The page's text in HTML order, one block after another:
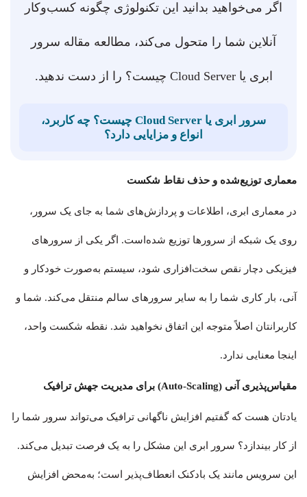
اگر می‌خواهید بدانید این تکنولوژی چگونه کسب‌وکار
آنلاین شما را متحول می‌کند، مطالعه مقاله سرور
ابری یا Cloud Server چیست؟ را از دست ندهید.
سرور ابری یا Cloud Server چیست؟ چه کاربرد،
انواع و مزایایی دارد؟
معماری توزیع‌شده و حذف نقاط شکست
در معماری ابری، اطلاعات و پردازش‌های شما به جای یک سرور،
روی یک شبکه از سرورها توزیع شده‌است. اگر یکی از سرورهای
فیزیکی دچار نقص سخت‌افزاری شود، سیستم به‌صورت خودکار و
آنی، بار کاری شما را به سایر سرورهای سالم منتقل می‌کند. شما و
کاربرانتان اصلاً متوجه این اتفاق نخواهید شد. نقطه شکست واحد،
اینجا معنایی ندارد.
مقیاس‌پذیری آنی (Auto-Scaling) برای مدیریت جهش ترافیک
یادتان هست که گفتیم افزایش ناگهانی ترافیک می‌تواند سرور شما را
از کار بیندازد؟ سرور ابری این مشکل را به یک فرصت تبدیل می‌کند.
این سرویس مانند یک بادکنک انعطاف‌پذیر است؛ به‌محض افزایش